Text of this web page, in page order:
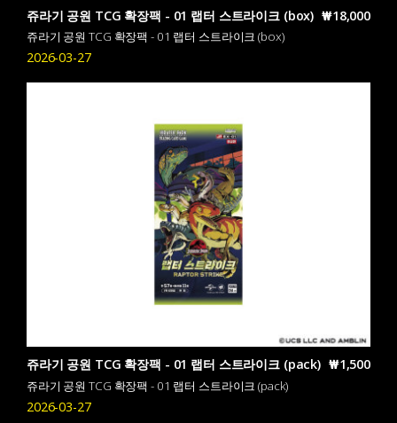
쥬라기 공원 TCG 확장팩 - 01 랩터 스트라이크 (box) ₩18,000
쥬라기 공원 TCG 확장팩 - 01 랩터 스트라이크 (box)
2026-03-27
쥬라기 공원 TCG 확장팩 - 01 랩터 스트라이크 (pack) ₩1,500
쥬라기 공원 TCG 확장팩 - 01 랩터 스트라이크 (pack)
2026-03-27